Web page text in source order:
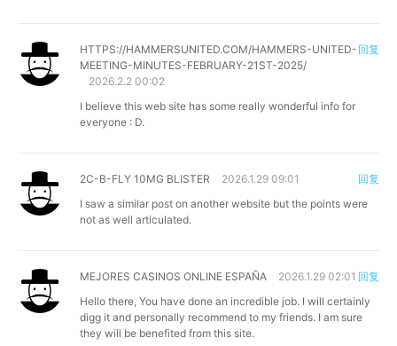
HTTPS://HAMMERSUNITED.COM/HAMMERS-UNITED-
MEETING-MINUTES-FEBRUARY-21ST-2025/
2026.2.2 00:02
I believe this web site has some really wonderful info for
everyone : D.
回复
2C-B-FLY 10MG BLISTER
2026.1.29 09:01
I saw a similar post on another website but the points were
not as well articulated.
回复
MEJORES CASINOS ONLINE ESPAÑA
2026.1.29 02:01
Hello there, You have done an incredible job. I will certainly
digg it and personally recommend to my friends. I am sure
they will be benefited from this site.
回复